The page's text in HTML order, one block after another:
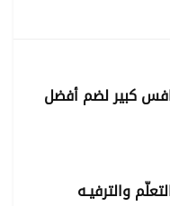
كبير لضم أفضل
والترفيـه